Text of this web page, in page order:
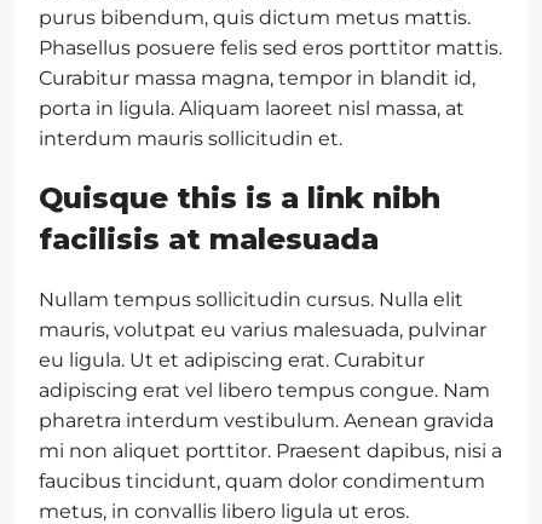
purus bibendum, quis dictum metus mattis.
Phasellus posuere felis sed eros porttitor mattis.
Curabitur massa magna, tempor in blandit id,
porta in ligula. Aliquam laoreet nisl massa, at
interdum mauris sollicitudin et.
Quisque this is a link nibh
facilisis at malesuada
Nullam tempus sollicitudin cursus. Nulla elit
mauris, volutpat eu varius malesuada, pulvinar
eu ligula. Ut et adipiscing erat. Curabitur
adipiscing erat vel libero tempus congue. Nam
pharetra interdum vestibulum. Aenean gravida
mi non aliquet porttitor. Praesent dapibus, nisi a
faucibus tincidunt, quam dolor condimentum
metus, in convallis libero ligula ut eros.